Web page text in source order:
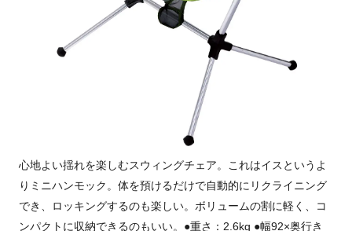
心地よい揺れを楽しむスウィングチェア。これはイスというよ
りミニハンモック。体を預けるだけで自動的にリクライニング
でき、ロッキングするのも楽しい。ボリュームの割に軽く、コ
ンパクトに収納できるのもいい。●重さ：2.6kg ●幅92×奥行き